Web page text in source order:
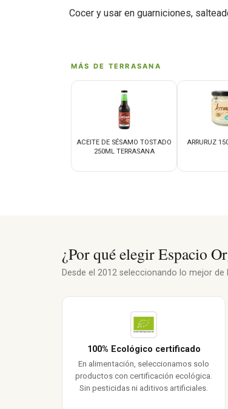
Cocer y usar en guarniciones,
MÁS DE TERRASANA
ACEITE DE SÉSAMO TOSTADO
250ML TERRASANA
ARRURUZ
¿Por qué elegir Espacio
Desde el 2012 seleccionando lo mejor
100% Ecológico certificado
En alimentación, seleccionamos solo
productos con certificación ecológica.
Sin pesticidas ni aditivos artificiales.